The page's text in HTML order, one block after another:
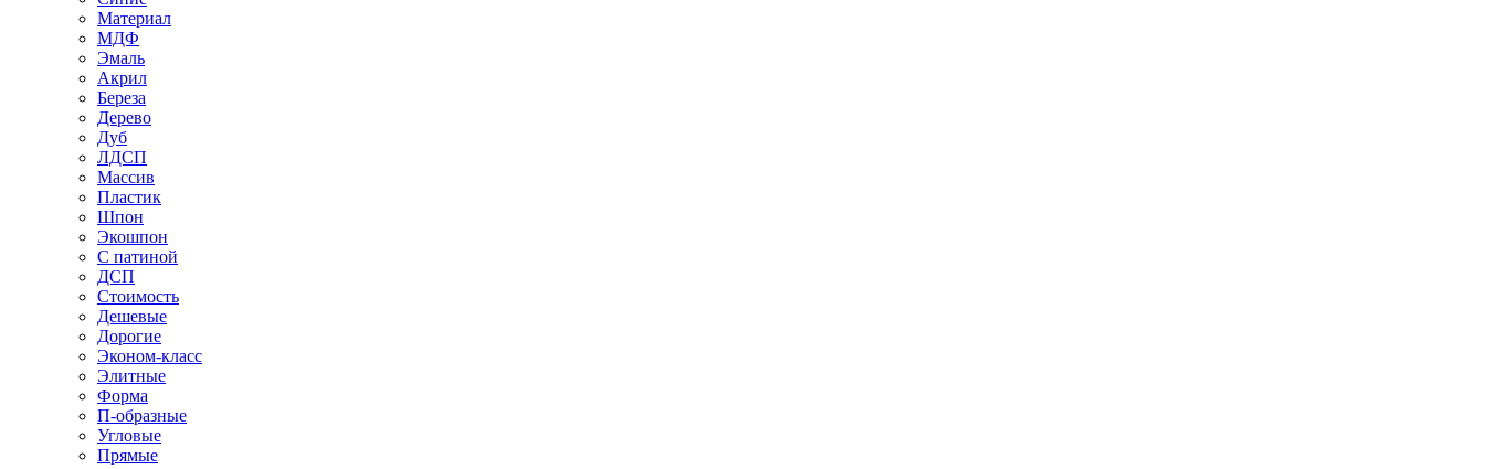
Материал
МДФ
Эмаль
Акрил
Береза
Дерево
Дуб
ЛДСП
Массив
Пластик
Шпон
Экошпон
С патиной
ДСП
Стоимость
Дешевые
Дорогие
Эконом-класс
Элитные
Форма
П-образные
Угловые
Прямые